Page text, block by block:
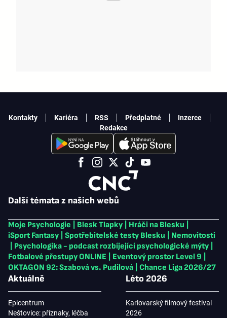
Další témata z našich webů
Moje Psychologie Blesk Tlapky Hráči na Blesku
iSport Fantasy
Spotřebitelské testy Blesku
Nemovitosti
Psychologika - podcast rozbíjející psychologické mýty
Fotbalové přestupy ONLINE
Eventový prostor Level 9
OKTAGON 92: Szabová vs. Pudilová
Chance Liga 2026/27
Aktuálně
Epicentrum
Neštovice: příznaky, léčba
Léto 2026
Karlovarský filmový festival
2026
Kontakty Kariéra RSS Předplatné
Inzerce
Redakce